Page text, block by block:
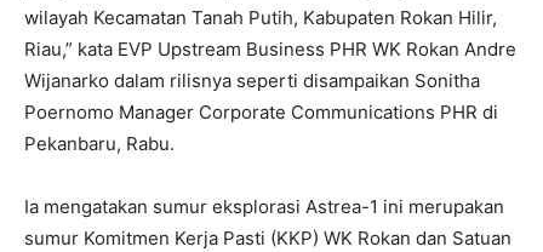
wilayah Kecamatan Tanah Putih, Kabupaten Rokan Hilir,
Riau,” kata EVP Upstream Business PHR WK Rokan Andre
Wijanarko dalam rilisnya seperti disampaikan Sonitha
Poernomo Manager Corporate Communications PHR di
Pekanbaru, Rabu.
Ia mengatakan sumur eksplorasi Astrea-1 ini merupakan
sumur Komitmen Kerja Pasti (KKP) WK Rokan dan Satuan